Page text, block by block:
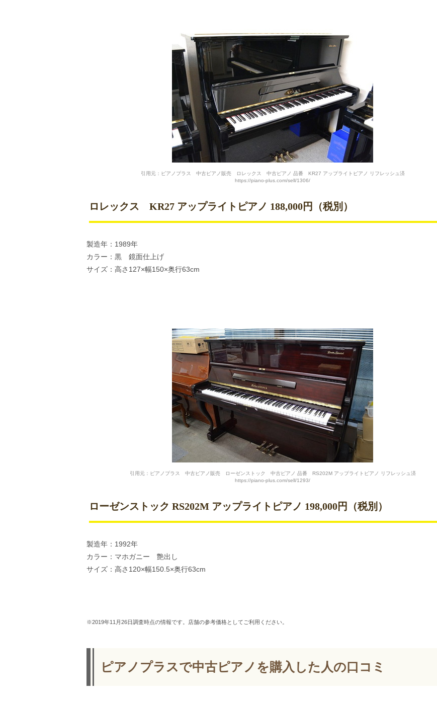
引用元：ピアノプラス 中古ピアノ販売 ロレックス 中古ピアノ 品番 KR27 アップライトピアノ リフレッシュ済
https://piano-plus.com/sell/1306/
ロレックス KR27 アップライトピアノ 188,000円（税別）
製造年：1989年
カラー：黒 鏡面仕上げ
サイズ：高さ127×幅150×奥行63cm
引用元：ピアノプラス 中古ピアノ販売 ローゼンストック 中古ピアノ 品番 RS202M アップライトピアノ リフレッシュ済
https://piano-plus.com/sell/1293/
ローゼンストック RS202M アップライトピアノ 198,000円（税別）
製造年：1992年
カラー：マホガニー 艶出し
サイズ：高さ120×幅150.5×奥行63cm
※2019年11月26日調査時点の情報です。店舗の参考価格としてご利用ください。
ピアノプラスで中古ピアノを購入した人の口コミ